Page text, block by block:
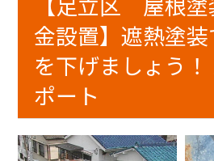
金設置】遮熱塗
を下げましょう
ポート